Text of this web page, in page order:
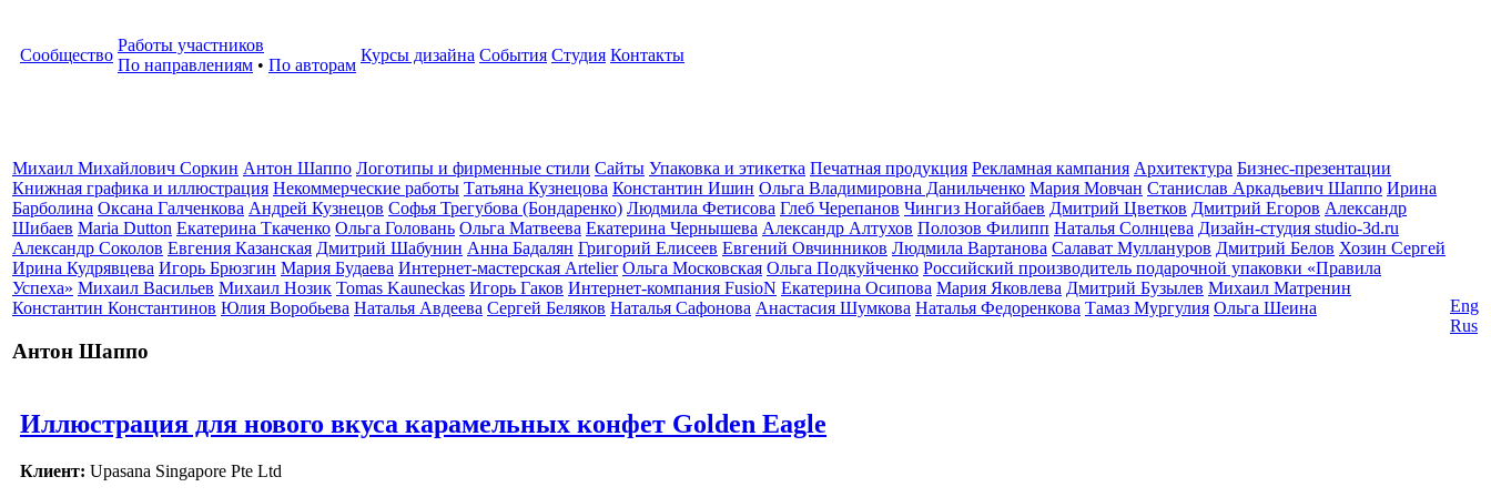
Сообщество
Работы участников
По направлениям • По авторам
Курсы дизайна События Студия Контакты
Михаил Михайлович Соркин Антон Шаппо Логотипы и фирменные стили Сайты Упаковка и этикетка Печатная продукция Рекламная кампания Архитектура Бизнес-презентации
Книжная графика и иллюстрация Некоммерческие работы Татьяна Кузнецова Константин Ишин Ольга Владимировна Данильченко Мария Мовчан Станислав Аркадьевич Шаппо Ирина
Барболина Оксана Галченкова Андрей Кузнецов Софья Трегубова (Бондаренко) Людмила Фетисова Глеб Черепанов Чингиз Ногайбаев Дмитрий Цветков Дмитрий Егоров Александр
Шибаев Maria Dutton Екатерина Ткаченко Ольга Головань Ольга Матвеева Екатерина Чернышева Александр Алтухов Полозов Филипп Наталья Солнцева Дизайн-студия studio-3d.ru
Александр Соколов Евгения Казанская Дмитрий Шабунин Анна Бадалян Григорий Елисеев Евгений Овчинников Людмила Вартанова Салават Муллануров Дмитрий Белов Хозин Сергей
Ирина Кудрявцева Игорь Брюзгин Мария Будаева Интернет-мастерская Artelier Ольга Московская Ольга Подкуйченко Российский производитель подарочной упаковки «Правила
Успеха» Михаил Васильев Михаил Нозик Tomas Kauneckas Игорь Гаков Интернет-компания FusioN Екатерина Осипова Мария Яковлева Дмитрий Бузылев Михаил Матренин
Константин Константинов Юлия Воробьева Наталья Авдеева Сергей Беляков Наталья Сафонова Анастасия Шумкова Наталья Федоренкова Тамаз Мургулия Ольга Шеина
Антон Шаппо
Иллюстрация для нового вкуса карамельных конфет Golden Eagle
Клиент: Upasana Singapore Pte Ltd
Eng
Rus